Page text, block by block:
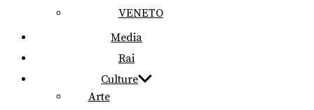
VENETO
Media
Rai
Culture
Arte